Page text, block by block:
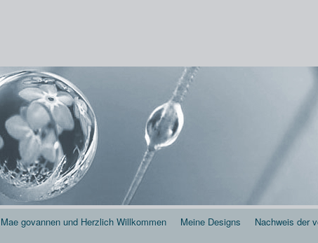
Mae govannen und Herzlich Willkommen Meine Designs
Nachweis der